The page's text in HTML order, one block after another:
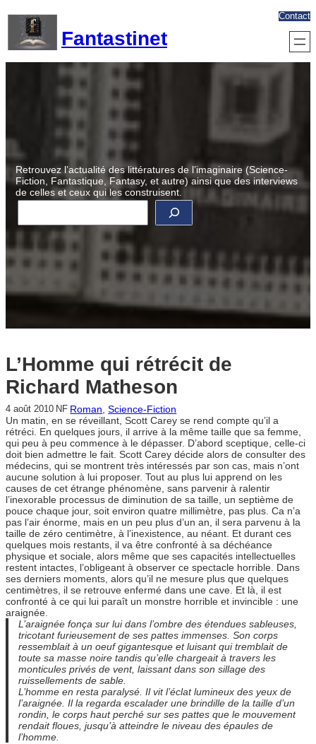
contenu
Fantastinet
Contact
Retrouvez l’actualité des littératures de l’imaginaire (Science-
Fiction, Fantastique, Fantasy, et autre) ainsi que des interviews
de celles et ceux qui les construisent.
R
c
e
e
L’Homme qui rétrécit de
Richard Matheson
4 août 2010 NF Roman, Science-Fiction
Un matin, en se réveillant, Scott Carey se rend compte qu’il a
rétréci. En quelques jours, il arrive à la même taille que sa femme,
qui peu à peu commence à le dépasser. D’abord sceptique, celle-ci
doit bien admettre le fait. Scott Carey décide alors de consulter des
médecins, qui se montrent très intéressés par son cas, mais n’ont
aucune solution à lui proposer. Tout au plus lui apprend on les
causes de cet étrange phénomène, sans parvenir à ralentir
l’inexorable processus de diminution de sa taille, un septième de
pouce chaque jour, soit environ quatre millimètre, pas plus. Ca n’a
pas l’air énorme, mais en un peu plus d’un an, il sera parvenu à la
taille de zéro centimètre, à l’inexistence, au néant. Et durant ces
quelques mois restants, il va être confronté à sa déchéance
physique et sociale, alors même que ses capacités intellectuelles
restent intactes, l’obligeant à observer ce spectacle horrible. Dans
ses derniers moments, alors qu’il ne mesure plus que quelques
centimètres, il se retrouve enfermé dans une cave. Et là, il est
confronté à ce qui lui paraît un monstre horrible et invincible : une
araignée.
L’araignée fonça sur lui dans l’ombre des étendues sableuses,
tricotant furieusement de ses pattes immenses. Son corps
ressemblait à un oeuf gigantesque et luisant qui tremblait de
toute sa masse noire tandis qu’elle chargeait à travers les
monticules privés de vent, laissant dans son sillage des
ruissellements de sable.
L’homme en resta paralysé. Il vit l’éclat lumineux des yeux de
l’araignée. Il la regarda escalader une brindille de la taille d’un
rondin, le corps haut perché sur ses pattes que le mouvement
rendait floues, jusqu’à atteindre le niveau des épaules de
l’homme.